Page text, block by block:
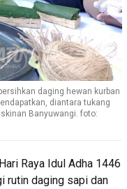
daging hewan kurban
diantara tukang
Banyuwangi. foto:
Raya Idul Adha 1446
rutin daging sapi dan